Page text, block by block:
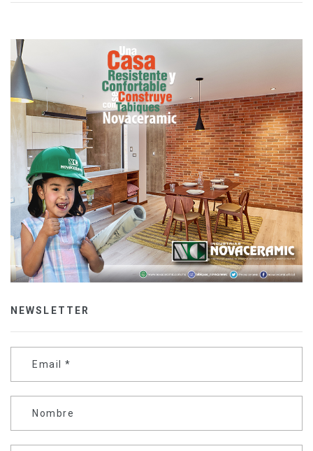
NEWSLETTER
Email *
Nombre